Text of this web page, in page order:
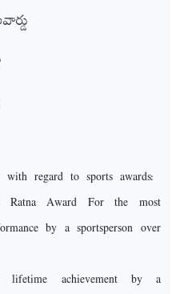
regard to sports awards:
Award For the most
by a sportsperson over
achievement by a